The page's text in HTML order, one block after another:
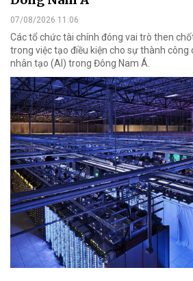
07/08/2026 11:06
Các tổ chức tài chính đóng vai trò then
trong việc tạo điều kiện cho sự thành
nhân tạo (AI) trong Đông Nam Á.